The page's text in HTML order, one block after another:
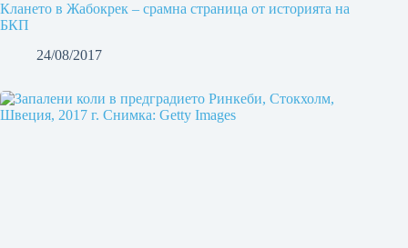
Клането в Жабокрек – срамна страница от историята на
БКП
24/08/2017